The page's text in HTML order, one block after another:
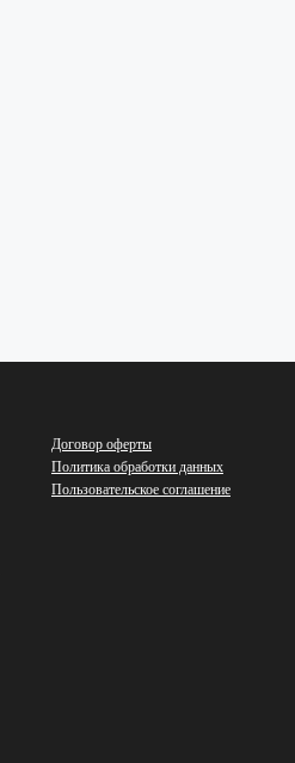
Договор оферты
Политика обработки данных
Пользовательское соглашение